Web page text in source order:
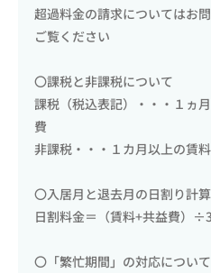
超過料金の請求についてはお
ご覧ください
〇課税と非課税について
課税（税込表記）・・・１ヵ
費
非課税・・・１カ月以上の賃
〇入居月と退去月の日割り計
日割料金＝（賃料+共益費）
〇「繁忙期間」の対応について